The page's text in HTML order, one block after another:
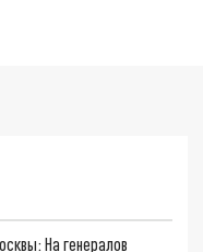
На генералов